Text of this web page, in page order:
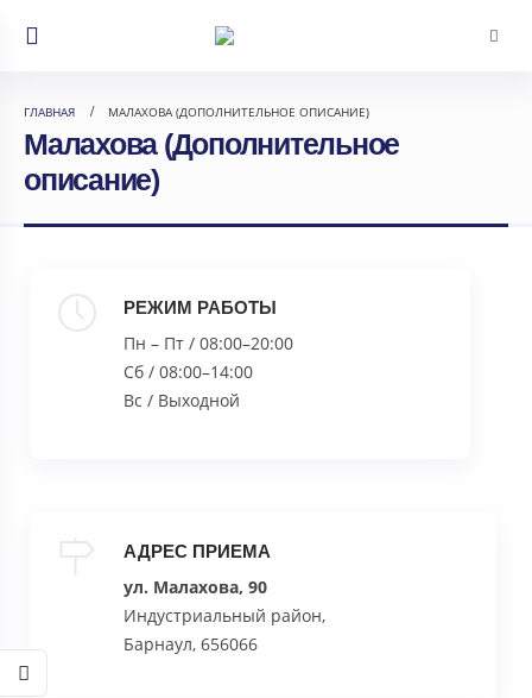
ГЛАВНАЯ МАЛАХОВА (ДОПОЛНИТЕЛЬНОЕ ОПИСАНИЕ)
Малахова (Дополнительное
описание)
РЕЖИМ РАБОТЫ
Пн – Пт / 08:00–20:00
Сб / 08:00–14:00
Вс / Выходной
АДРЕС ПРИЕМА
ул. Малахова, 90
Индустриальный район,
Барнаул, 656066